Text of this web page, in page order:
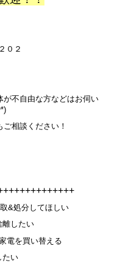
０２
が不自由な方などはお伺い
相談ください！
&処分してほしい
離したい
電を買い替える
たい